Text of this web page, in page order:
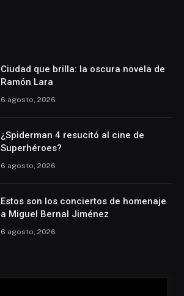
Ciudad que brilla: la oscura novela de
Ramón Lara
6 agosto, 2026
¿Spiderman 4 resucitó al cine de
Superhéroes?
6 agosto, 2026
Estos son los conciertos de homenaje
a Miguel Bernal Jiménez
6 agosto, 2026